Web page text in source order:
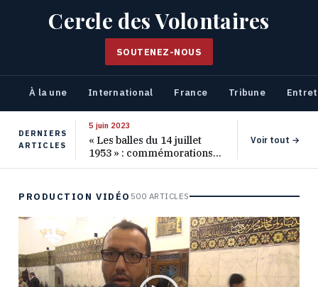
Cercle des Volontaires
SOUTENEZ-NOUS
À la une International France Tribune
DERNIERS
ARTICLES
5 juin 2023
« Les balles du 14 juillet
1953 » : commémorations
pour les 70 ans de ce
Voir tout →
PRODUCTION VIDÉO 500 ARTICLES